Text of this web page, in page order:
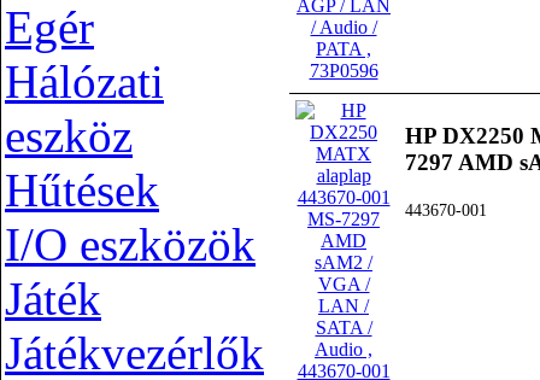
Egér
Hálózati
eszköz
Hűtések
I/O eszközök
Játék
Játékvezérlők
HP DX2250
7297 AMD
443670-001